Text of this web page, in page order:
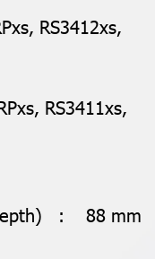
RS3412xs,
RS3411xs,
: 88 mm